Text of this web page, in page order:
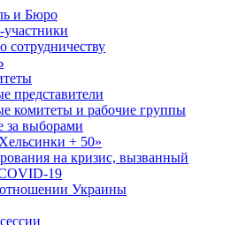
и Бюро
участники
сотрудничеству
представители
комитеты и рабочие группы
за выборами
+ 50»
на кризис, вызванный
19
Украины